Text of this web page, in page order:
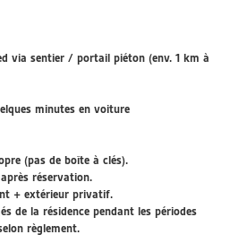
via sentier / portail piéton (env. 1 km à
minutes en voiture
(pas de boîte à clés).
réservation.
+ extérieur privatif.
de la résidence pendant les périodes
règlement.